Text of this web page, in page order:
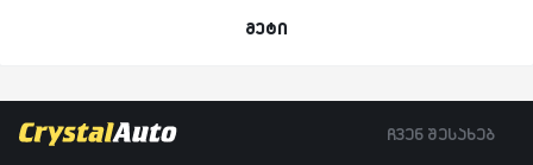
მეტი
ჩვენ შესახებ